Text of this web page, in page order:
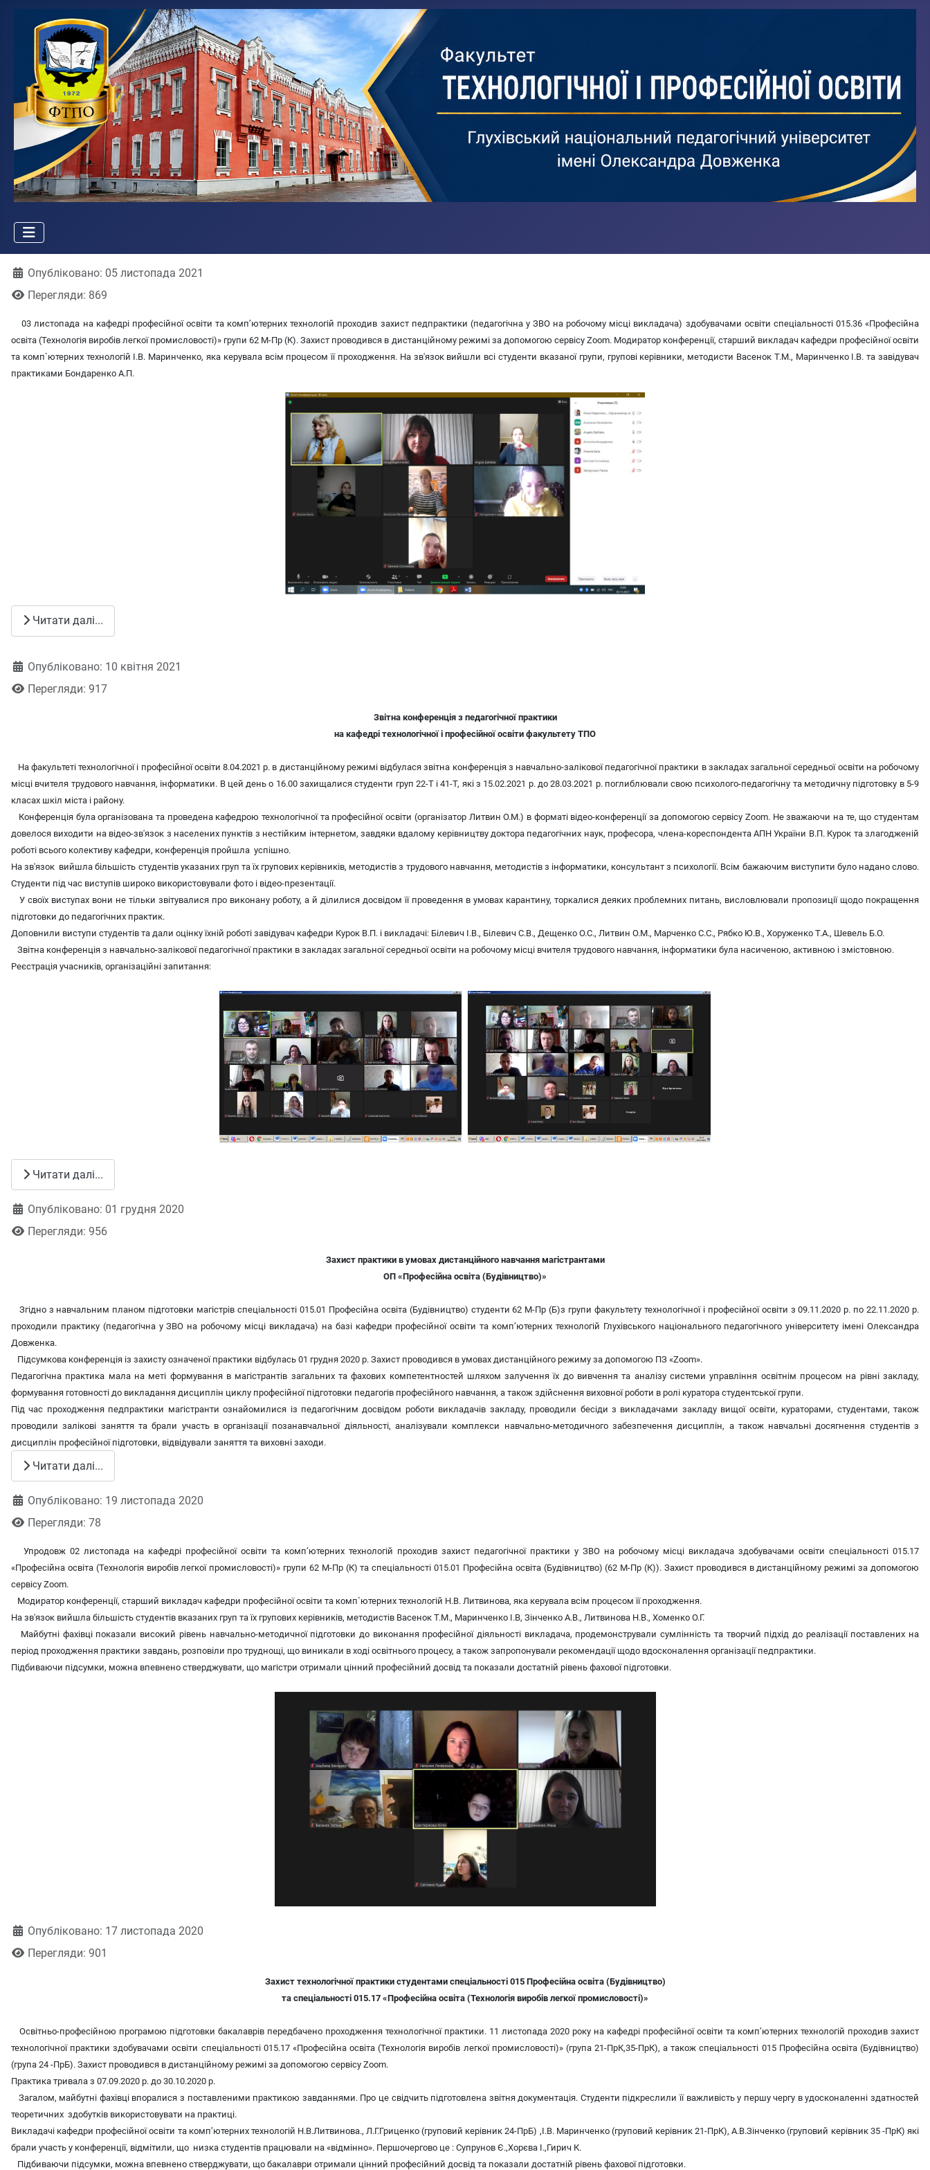
ДеталіОпубліковано: 05 листопада 2021
Перегляди: 869
03 листопада на кафедрі професійної освіти та комп’ютерних технологій проходив захист педпрактики (педагогічна у ЗВО на робочому місці викладача) здобувачами освіти спеціальності 015.36 «Професійна
освіта (Технологія виробів легкої промисловості)» групи 62 М-Пр (К). Захист проводився в дистанційному режимі за допомогою сервісу Zoom. Модиратор конференції, старший викладач кафедри професійної освіти
та комп`ютерних технологій І.В. Маринченко, яка керувала всім процесом її проходження. На зв'язок вийшли всі студенти вказаної групи, групові керівники, методисти Васенок Т.М., Маринченко І.В. та завідувач
практиками Бондаренко А.П.
Читати далі...
ДеталіОпубліковано: 10 квітня 2021
Перегляди: 917
Звітна конференція з педагогічної практики
на кафедрі технологічної і професійної освіти факультету ТПО
На факультеті технологічної і професійної освіти 8.04.2021 р. в дистанційному режимі відбулася звітна конференція з навчально-залікової педагогічної практики в закладах загальної середньої освіти на робочому
місці вчителя трудового навчання, інформатики. В цей день о 16.00 захищалися студенти груп 22-Т і 41-Т, які з 15.02.2021 р. до 28.03.2021 р. поглиблювали свою психолого-педагогічну та методичну підготовку в 5-9
класах шкіл міста і району.
Конференція була організована та проведена кафедрою технологічної та професійної освіти (організатор Литвин О.М.) в форматі відео-конференції за допомогою сервісу Zoom. Не зважаючи на те, що студентам
довелося виходити на відео-зв'язок з населених пунктів з нестійким інтернетом, завдяки вдалому керівництву доктора педагогічних наук, професора, члена-кореспондента АПН України В.П. Курок та злагодженій
роботі всього колективу кафедри, конференція пройшла успішно.
На зв'язок вийшла більшість студентів указаних груп та їх групових керівників, методистів з трудового навчання, методистів з інформатики, консультант з психології. Всім бажаючим виступити було надано слово.
Студенти під час виступів широко використовували фото і відео-презентації.
У своїх виступах вони не тільки звітувалися про виконану роботу, а й ділилися досвідом її проведення в умовах карантину, торкалися деяких проблемних питань, висловлювали пропозиції щодо покращення
підготовки до педагогічних практик.
Доповнили виступи студентів та дали оцінку їхній роботі завідувач кафедри Курок В.П. і викладачі: Білевич І.В., Білевич С.В., Дещенко О.С., Литвин О.М., Марченко С.С., Рябко Ю.В., Хоруженко Т.А., Шевель Б.О.
Звітна конференція з навчально-залікової педагогічної практики в закладах загальної середньої освіти на робочому місці вчителя трудового навчання, інформатики була насиченою, активною і змістовною.
Реєстрація учасників, організаційні запитання:
Читати далі...
ДеталіОпубліковано: 01 грудня 2020
Перегляди: 956
Захист практики в умовах дистанційного навчання магістрантами
ОП «Професійна освіта (Будівництво)»
Згідно з навчальним планом підготовки магістрів спеціальності 015.01 Професійна освіта (Будівництво) студенти 62 М-Пр (Б)з групи факультету технологічної і професійної освіти з 09.11.2020 р. по 22.11.2020 р.
проходили практику (педагогічна у ЗВО на робочому місці викладача) на базі кафедри професійної освіти та комп’ютерних технологій Глухівського національного педагогічного університету імені Олександра
Довженка.
Підсумкова конференція із захисту означеної практики відбулась 01 грудня 2020 р. Захист проводився в умовах дистанційного режиму за допомогою ПЗ «Zoom».
Педагогічна практика мала на меті формування в магістрантів загальних та фахових компетентностей шляхом залучення їх до вивчення та аналізу системи управління освітнім процесом на рівні закладу,
формування готовності до викладання дисциплін циклу професійної підготовки педагогів професійного навчання, а також здійснення виховної роботи в ролі куратора студентської групи.
Під час проходження педпрактики магістранти ознайомилися із педагогічним досвідом роботи викладачів закладу, проводили бесіди з викладачами закладу вищої освіти, кураторами, студентами, також
проводили залікові заняття та брали участь в організації позанавчальної діяльності, аналізували комплекси навчально-методичного забезпечення дисциплін, а також навчальні досягнення студентів з
дисциплін професійної підготовки, відвідували заняття та виховні заходи.
Читати далі...
ДеталіОпубліковано: 19 листопада 2020
Перегляди: 78
Упродовж 02 листопада на кафедрі професійної освіти та комп’ютерних технологій проходив захист педагогічної практики у ЗВО на робочому місці викладача здобувачами освіти спеціальності 015.17
«Професійна освіта (Технологія виробів легкої промисловості)» групи 62 М-Пр (К) та спеціальності 015.01 Професійна освіта (Будівництво) (62 М-Пр (К)). Захист проводився в дистанційному режимі за допомогою
сервісу Zoom.
Модиратор конференції, старший викладач кафедри професійної освіти та комп`ютерних технологій Н.В. Литвинова, яка керувала всім процесом її проходження.
На зв'язок вийшла більшість студентів вказаних груп та їх групових керівників, методистів Васенок Т.М., Маринченко І.В, Зінченко А.В., Литвинова Н.В., Хоменко О.Г.
Майбутні фахівці показали високий рівень навчально-методичної підготовки до виконання професійної діяльності викладача, продемонстрували сумлінність та творчий підхід до реалізації поставлених на
період проходження практики завдань, розповіли про труднощі, що виникали в ході освітнього процесу, а також запропонували рекомендації щодо вдосконалення організації педпрактики.
Підбиваючи підсумки, можна впевнено стверджувати, що магістри отримали цінний професійний досвід та показали достатній рівень фахової підготовки.
ДеталіОпубліковано: 17 листопада 2020
Перегляди: 901
Захист технологічної практики студентами спеціальності 015 Професійна освіта (Будівництво)
та спеціальності 015.17 «Професійна освіта (Технологія виробів легкої промисловості)»
Освітньо-професійною програмою підготовки бакалаврів передбачено проходження технологічної практики. 11 листопада 2020 року на кафедрі професійної освіти та комп’ютерних технологій проходив захист
технологічної практики здобувачами освіти спеціальності 015.17 «Професійна освіта (Технологія виробів легкої промисловості)» (група 21-ПрК,35-ПрК), а також спеціальності 015 Професійна освіта (Будівництво)
(група 24 -ПрБ). Захист проводився в дистанційному режимі за допомогою сервісу Zoom.
Практика тривала з 07.09.2020 р. до 30.10.2020 р.
Загалом, майбутні фахівці впоралися з поставленими практикою завданнями. Про це свідчить підготовлена звітня документація. Студенти підкреслили її важливість у першу чергу в удосконаленні здатностей
теоретичних здобутків використовувати на практиці.
Викладачі кафедри професійної освіти та комп’ютерних технологій Н.В.Литвинова., Л.Г.Гриценко (груповий керівник 24-ПрБ) ,І.В. Маринченко (груповий керівник 21-ПрК), А.В.Зінченко (груповий керівник 35 -ПрК) які
брали участь у конференції, відмітили, що низка студентів працювали на «відмінно». Першочергово це : Супрунов Є.,Хорєва І.,Гирич К.
Підбиваючи підсумки, можна впевнено стверджувати, що бакалаври отримали цінний професійний досвід та показали достатній рівень фахової підготовки.